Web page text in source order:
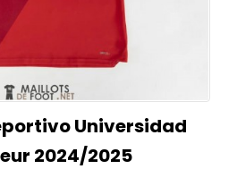
Universidad
2024/2025